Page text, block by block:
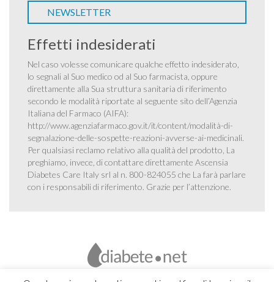
NEWSLETTER
Effetti indesiderati
Nel caso volesse comunicare qualche effetto indesiderato,
lo segnali al Suo medico od al Suo farmacista, oppure
direttamente alla Sua struttura sanitaria di riferimento
secondo le modalità riportate al seguente sito dell’Agenzia
Italiana del Farmaco (AIFA):
http://www.agenziafarmaco.gov.it/it/content/modalità-di-
segnalazione-delle-sospette-reazioni-avverse-ai-medicinali.
Per qualsiasi reclamo relativo alla qualità del prodotto, La
preghiamo, invece, di contattare direttamente Ascensia
Diabetes Care Italy srl al n. 800-824055 che La farà parlare
con i responsabili di riferimento. Grazie per l’attenzione.